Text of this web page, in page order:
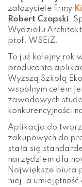
założyciele firmy
Robert Czapski.
Wydziału
prof. WSEiZ.
To już kolejny rok
producenta
Wyższą Szkołą
wspólnym celem
zawodowych
konkurencyjności
Aplikacja do
zakupowych do
stała się
narzędziem dla
Największe biura
niej, a